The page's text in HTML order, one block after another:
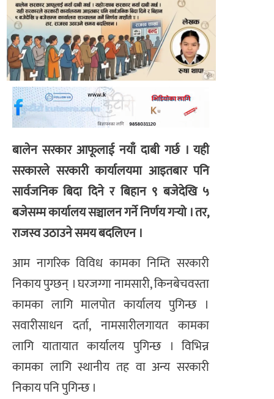
बालेन सरकार आफूलाई नयाँ दाबी गर्छ । यही
सरकारले सरकारी कार्यालयमा आइतबार पनि
सार्वजनिक बिदा दिने र बिहान ९ बजेदेखि ५
बजेसम्म कार्यालय सञ्चालन गर्ने निर्णय गर्‍यो । तर,
राजस्व उठाउने समय बदलिएन ।
आम नागरिक विविध कामका निम्ति सरकारी
निकाय पुग्छन् । घरजग्गा नामसारी, किनबेचवस्ता
कामका लागि मालपोत कार्यालय पुगिन्छ ।
सवारीसाधन दर्ता, नामसारीलगायत कामका
लागि यातायात कार्यालय पुगिन्छ । विभिन्न
कामका लागि स्थानीय तह वा अन्य सरकारी
निकाय पनि पुगिन्छ ।